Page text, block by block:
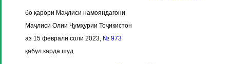
бо қарори Маҷлиси намояндагони
Маҷлиси Олии Ҷумҳурии Тоҷикистон
аз 15 феврали соли 2023, № 973
қабул карда шуд